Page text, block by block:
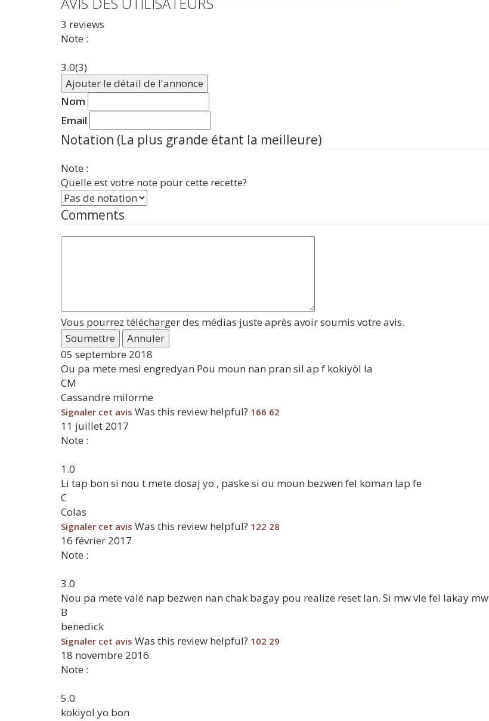
3 reviews
Note :
3.0(3)
Ajouter le détail de l'annonce
Nom
Email
Notation (La plus grande étant la meilleure)
Note :
Quelle est votre note pour cette recette?
Comments
Vous pourrez télécharger des médias juste après avoir soumis votre avis.
Soumettre
Annuler
05 septembre 2018
Ou pa mete mesi engredyan Pou moun nan pran sil ap f kokiyòl la
CM
Cassandre milorme
Signaler cet avis Was this review helpful? 166 62
11 juillet 2017
Note :
1.0
Li tap bon si nou t mete dosaj yo , paske si ou moun bezwen fel koman lap fe
C
Colas
Signaler cet avis Was this review helpful? 122 28
16 février 2017
Note :
3.0
Nou pa mete valé nap bezwen nan chak bagay pou realize reset lan. Si mw vle fel lakay mw
B
benedick
Signaler cet avis Was this review helpful? 102 29
18 novembre 2016
Note :
5.0
kokiyol yo bon